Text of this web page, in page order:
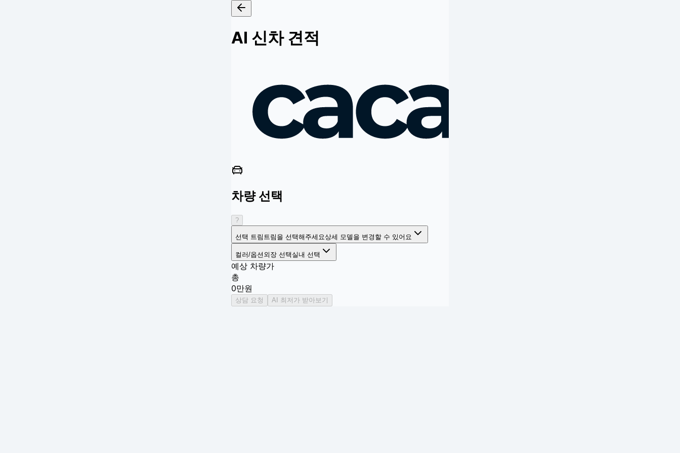
AI 신차 견적
차량 선택
?
선택 트림 트림을 선택해주세요상세 모델을 변경할 수 있어요
컬러/옵션 외장 선택 실내 선택
예상 차량가
총
0만원
상담 요청 AI 최저가 받아보기